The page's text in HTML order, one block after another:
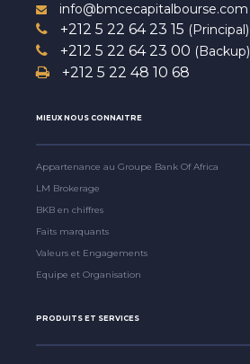
info@bmcecapitalbourse.com
+212 5 22 64 23 15 (Principal)
+212 5 22 64 23 00 (Backup)
+212 5 22 48 10 68
MIEUX NOUS CONNAITRE
Appartenance au Groupe Bank Of Africa
LM Brokerage
BKB en chiffres
Faits marquants
Valeurs et Engagements
Equipe et Organisation
PRODUITS ET SERVICES